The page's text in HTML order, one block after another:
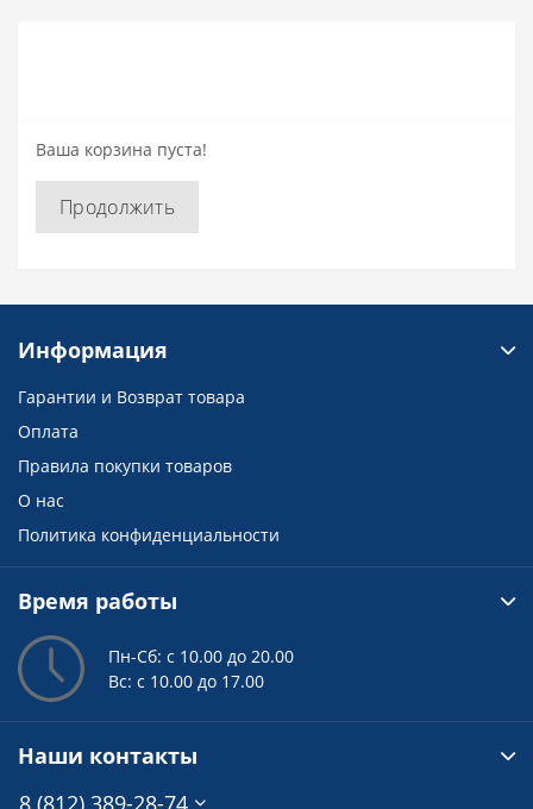
Ваша корзина пуста!
Продолжить
Информация
Гарантии и Возврат товара
Оплата
Правила покупки товаров
О нас
Политика конфиденциальности
Время работы
Пн-Сб: с 10.00 до 20.00
Вс: с 10.00 до 17.00
Наши контакты
8 (812) 389-28-74